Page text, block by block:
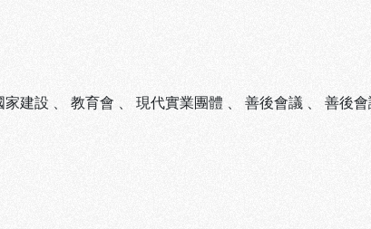
家建設 、 教育會 、 現代實業團體 、 善後會議 、 善後